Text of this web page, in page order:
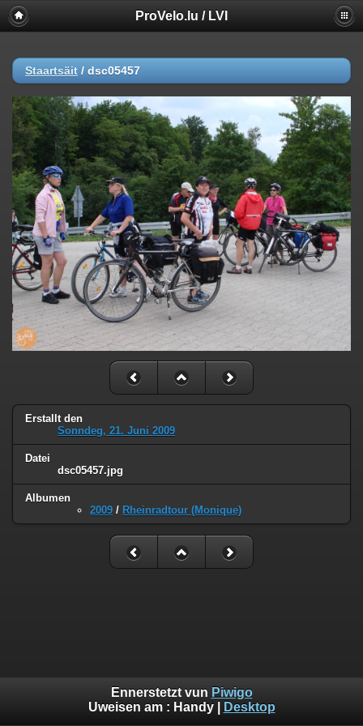
ProVelo.lu / LVI
Staartsäit / dsc05457
Erstallt den
Sonndeg, 21. Juni 2009
Datei
dsc05457.jpg
Albumen
2009 / Rheinradtour (Monique)
Ennerstetzt vun Piwigo
Uweisen am : Handy| Desktop